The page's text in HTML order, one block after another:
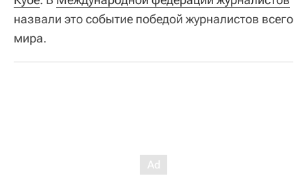
назвали это событие победой журналистов всего
мира.